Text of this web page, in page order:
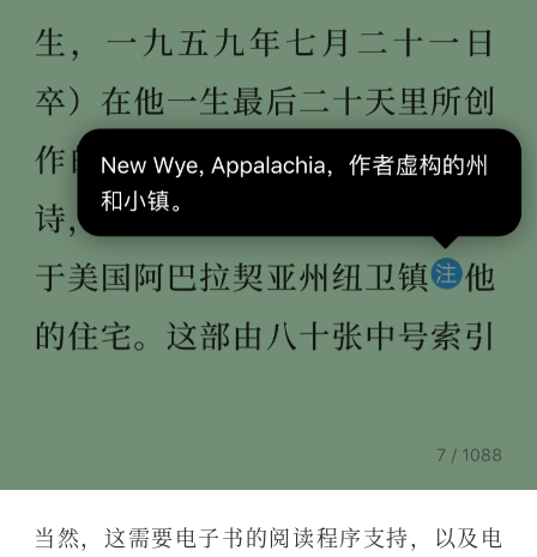
当然，这需要电子书的阅读程序支持，以及电